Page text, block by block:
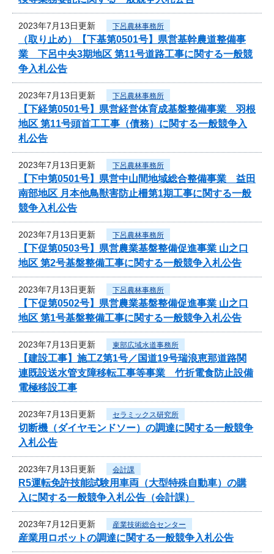
2023年7月13日更新 下呂農林事務所
（取り止め）【下基第0501号】県営基幹農道整備事
業 下呂中央3期地区 第11号道路工事に関する一般競
争入札公告
2023年7月13日更新 下呂農林事務所
【下経第0501号】県営経営体育成基盤整備事業 羽根
地区 第11号頭首工工事（債務）に関する一般競争入
札公告
2023年7月13日更新 下呂農林事務所
【下中第0501号】県営中山間地域総合整備事業 益田
南部地区 月本他鳥獣害防止柵第1期工事に関する一般
競争入札公告
2023年7月13日更新 下呂農林事務所
【下促第0503号】県営農業基盤整備促進事業 山之口
地区 第2号基盤整備工事に関する一般競争入札公告
2023年7月13日更新 下呂農林事務所
【下促第0502号】県営農業基盤整備促進事業 山之口
地区 第1号基盤整備工事に関する一般競争入札公告
2023年7月13日更新 東部広域水道事務所
【建設工事】施工Z第1号／国道19号瑞浪恵那道路関
連既設送水管支障移転工事等事業 竹折電食防止設備
電極移設工事
2023年7月13日更新 セラミックス研究所
切断機（ダイヤモンドソー）の調達に関する一般競争
入札公告
2023年7月13日更新 会計課
R5運転免許技能試験用車両（大型特殊自動車）の購
入に関する一般競争入札公告（会計課）
2023年7月12日更新 産業技術総合センター
産業用ロボットの調達に関する一般競争入札公告